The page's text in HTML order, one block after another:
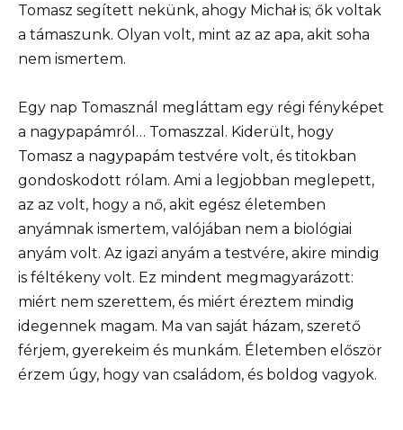
Tomasz segített nekünk, ahogy Michał is; ők voltak
a támaszunk. Olyan volt, mint az az apa, akit soha
nem ismertem.
Egy nap Tomasznál megláttam egy régi fényképet
a nagypapámról… Tomaszzal. Kiderült, hogy
Tomasz a nagypapám testvére volt, és titokban
gondoskodott rólam. Ami a legjobban meglepett,
az az volt, hogy a nő, akit egész életemben
anyámnak ismertem, valójában nem a biológiai
anyám volt. Az igazi anyám a testvére, akire mindig
is féltékeny volt. Ez mindent megmagyarázott:
miért nem szerettem, és miért éreztem mindig
idegennek magam. Ma van saját házam, szerető
férjem, gyerekeim és munkám. Életemben először
érzem úgy, hogy van családom, és boldog vagyok.